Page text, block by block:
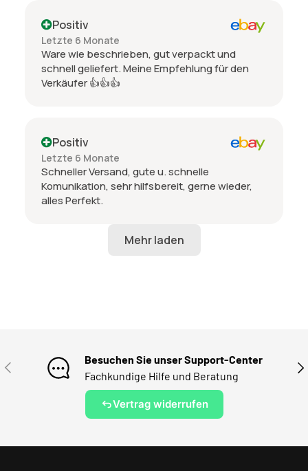
Positiv
Letzte 6 Monate
Ware wie beschrieben, gut verpackt und
schnell geliefert. Meine Empfehlung für den
Verkäufer 👍👍👍
Positiv
Letzte 6 Monate
Schneller Versand, gute u. schnelle
Komunikation, sehr hilfsbereit, gerne wieder,
alles Perfekt.
VORHERIGE
Besuchen Sie unser Support-Center
Fachkundige Hilfe und Beratung
Vertrag widerrufen